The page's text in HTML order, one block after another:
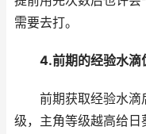
需要去打。
4.前期的经验水滴
前期获取经验水滴
级，主角等级越高给